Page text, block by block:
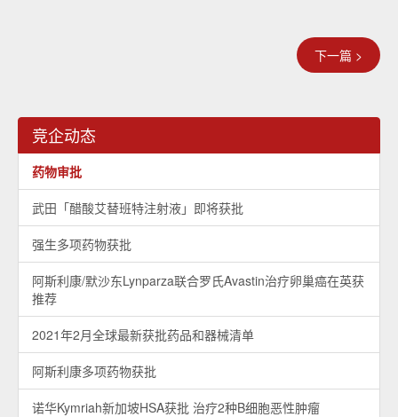
下一篇 >
竞企动态
药物审批
武田「醋酸艾替班特注射液」即将获批
强生多项药物获批
阿斯利康/默沙东Lynparza联合罗氏Avastin治疗卵巢癌在英获
推荐
2021年2月全球最新获批药品和器械清单
阿斯利康多项药物获批
诺华Kymriah新加坡HSA获批 治疗2种B细胞恶性肿瘤